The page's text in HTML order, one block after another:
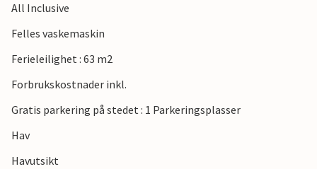
Du kan spille tennis og golf i nærheten, og du kan leie
sykler.
Se frem til en herlig ferie ved sjøen!
All Inclusive
Felles vaskemaskin
Ferieleilighet : 63 m2
Forbrukskostnader inkl.
Gratis parkering på stedet : 1 Parkeringsplasser
Hav
Havutsikt